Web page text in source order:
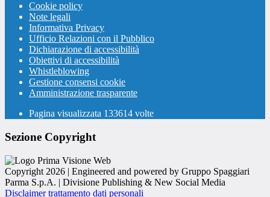
Cookie policy
Note legali
Informativa Privacy
Ufficio Relazioni con il Pubblico
Dichiarazione di accessibilità
Obiettivi di accessibilità
Whistleblowing
Gestione consensi cookie
Amministrazione trasparente
Pagina visualizzata 133614 volte
Sezione Copyright
Copyright 2026 | Engineered and powered by Gruppo Spaggiari
Parma S.p.A. | Divisione Publishing & New Social Media
Disclaimer trattamento dati personali